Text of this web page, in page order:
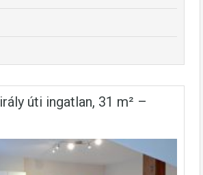
úti ingatlan, 31 m² –